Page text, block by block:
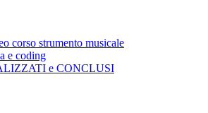
corso strumento musicale
e coding
e CONCLUSI